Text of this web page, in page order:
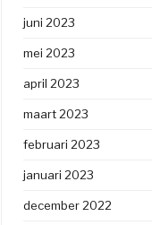
juni 2023
mei 2023
april 2023
maart 2023
februari 2023
januari 2023
december 2022